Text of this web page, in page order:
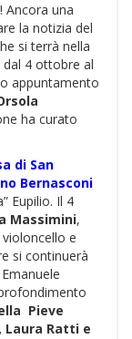
Ancora una
la notizia del
si terrà nella
dal 4 ottobre al
appuntamento
ha curato
di San
Bernasconi
Eupilio. Il 4
Massimini,
violoncello e
si continuerà
Pieve
Laura Ratti e